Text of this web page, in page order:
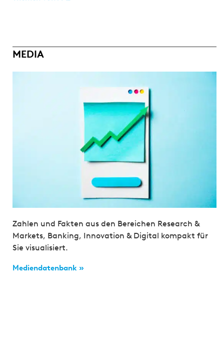
MEDIA
Zahlen und Fakten aus den Bereichen Research &
Markets, Banking, Innovation & Digital kompakt für
Sie visualisiert.
Mediendatenbank »